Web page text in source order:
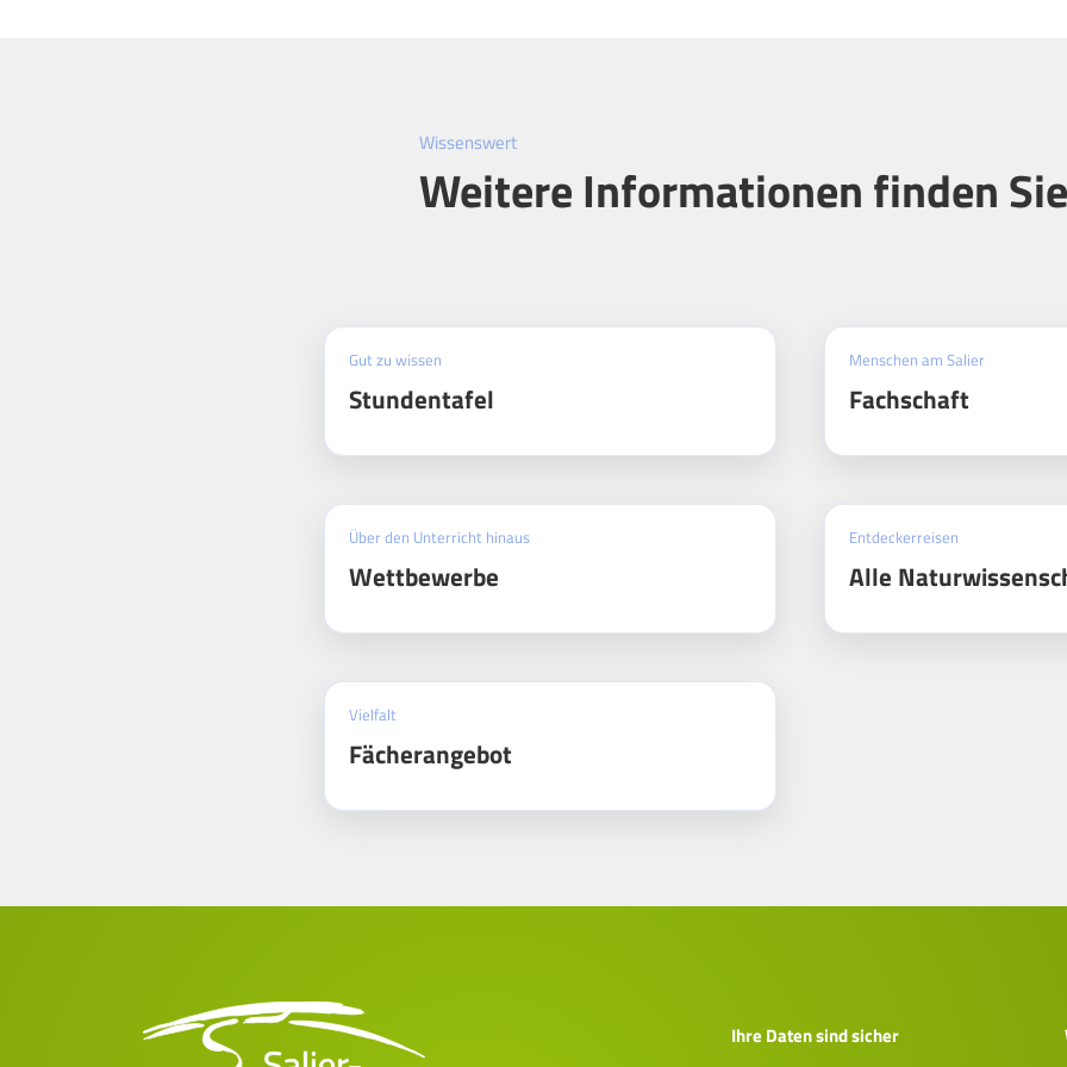
Wissenswert
Weitere Informationen finden
Gut zu wissen
Stundentafel
Menschen am Salier
Fachschaft
Über den Unterricht hinaus
Wettbewerbe
Entdeckerreisen
Alle
Vielfalt
Fächerangebot
Ihre Daten sind sicher